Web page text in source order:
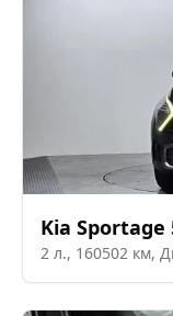
Kia
2 л., 160502 км,